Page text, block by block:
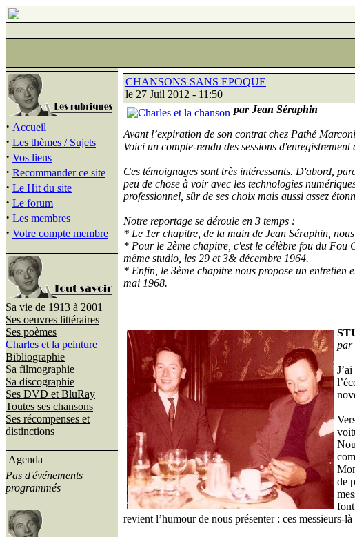
· Accueil
· Les thèmes / Sujets
· Vos liens
· Recommander ce site
· Le Hit du site
· Le forum
· Les membres
· Votre compte membre
Sa vie de 1913 à 2001
Ses oeuvres littéraires
Ses poèmes
Charles et la peinture
Bibliographie
Sa filmographie
Sa discographie
Ses DVD et BluRay
Toutes ses chansons
Ses récompenses et
distinctions
Agenda
Pas d'événements
programmés
CHANSONS SANS EPOQUE
le 27 Juil 2012 - 11:50
par Jean Séraphin
Avant l’expiration de son contrat chez Pathé
Voici un compte-rendu des sessions
Ces témoignages sont très intéressants. D'abord,
peu de chose à voir avec les technologies
professionnel, sûr de ses choix mais aussi assez
Notre reportage se déroule en 3 temps :
* Le 1er chapitre, de la main de Jean Séraphin,
* Pour le 2ème chapitre, c'est le célèbre fou du Fou
même studio, les 29 et 3& décembre 1964.
* Enfin, le 3ème chapitre nous propose un entretien
mai 1968.
par
de
font
revient l’humour de nous présenter : ces messieurs-